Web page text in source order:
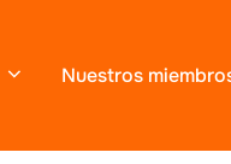
Nuestros